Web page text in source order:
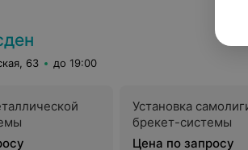
63 до 19:00
Установка
брекет-системы
Цена по запросу